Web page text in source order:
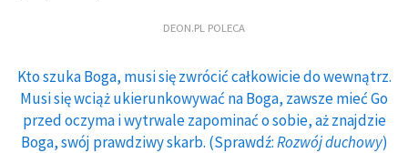
DEON.PL POLECA
Kto szuka Boga, musi się zwrócić całkowicie do wewnątrz.
Musi się wciąż ukierunkowywać na Boga, zawsze mieć Go
przed oczyma i wytrwale zapominać o sobie, aż znajdzie
Boga, swój prawdziwy skarb. (Sprawdź:Rozwój duchowy)